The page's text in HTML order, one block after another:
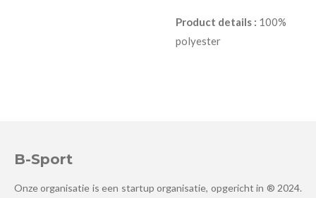
Product details : 100%
polyester
B-Sport
Onze organisatie is een startup organisatie, opgericht in ® 2024.